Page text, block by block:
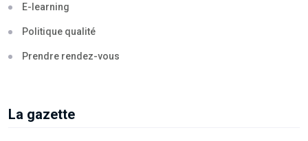
E-learning
Politique qualité
Prendre rendez-vous
La gazette